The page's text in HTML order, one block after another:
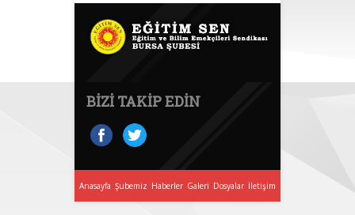
BIZI TAKIP EDIN
Anasayfa Şubemiz Haberler Galeri Dosyalar İletişim